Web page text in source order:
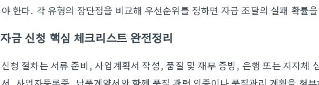
야 한다. 각 유형의 장단점을 비교해 우선순위를 정하면 자금 조달의 실패 확률
자금 신청 핵심 체크리스트 완전정리
신청 절차는 서류 준비, 사업계획서 작성, 품질 및 재무 증빙, 은행 또는 지자체